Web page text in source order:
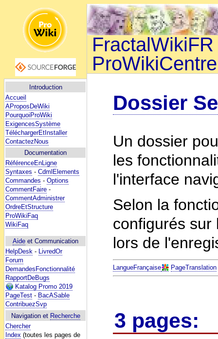
Introduction
Accueil
AProposDeWiki
PourquoiProWiki
ExigencesSystème
TéléchargerEtInstaller
ContactezNous
Documentation
RéférenceEnLigne
Syntaxes - CdmlElements
Commandes - Options
CommentFaire -
CommentAdministrer
OrdreEtStructure
ProWikiFaq
WikiFaq
Aide et Communication
HelpDesk - LivredOr
Forum
DemandesFonctionnalité
RapportDeBugs
Katalog Promo 2019
PageTest - BacASable
ContribuezSvp
Navigation et Recherche
Chercher
Index (toutes les pages de
FractalWikiFR
ProWikiCentre
Dossier
Un dossier
les
l'interface
Selon la
configurés sur
lors de
LangueFrançaise PageTranslation
3 pages: